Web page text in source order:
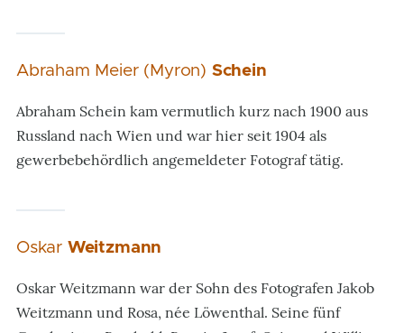
Abraham Meier (Myron) Schein
Abraham Schein kam vermutlich kurz nach 1900 aus
Russland nach Wien und war hier seit 1904 als
gewerbebehördlich angemeldeter Fotograf tätig.
Oskar Weitzmann
Oskar Weitzmann war der Sohn des Fotografen Jakob
Weitzmann und Rosa, née Löwenthal. Seine fünf